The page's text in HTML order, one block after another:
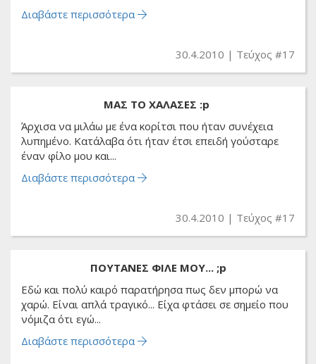
Διαβάστε περισσότερα
30.4.2010 Τεύχος #17
ΜΑΣ ΤΟ ΧΑΛΑΣΕΣ :p
Άρχισα να μιλάω με ένα κορίτσι που ήταν συνέχεια
λυπημένο. Κατάλαβα ότι ήταν έτσι επειδή γούσταρε
έναν φίλο μου και...
Διαβάστε περισσότερα
30.4.2010 Τεύχος #17
ΠΟΥΤΑΝΕΣ ΦΙΛΕ MOY... ;p
Εδώ και πολύ καιρό παρατήρησα πως δεν μπορώ να
χαρώ. Είναι απλά τραγικό... Είχα φτάσει σε σημείο που
νόμιζα ότι εγώ...
Διαβάστε περισσότερα